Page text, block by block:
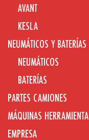
AVANT
KESLA
NEUMÁTICOS Y BATERÍAS
NEUMÁTICOS
BATERÍAS
PARTES CAMIONES
MÁQUINAS HERRAMIENTA
EMPRESA